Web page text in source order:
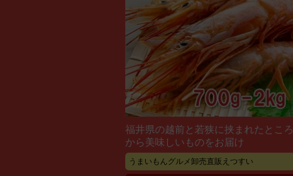
福井県の越前と若狭に挟まれたところ
から美味しいものをお届け
うまいもんグルメ卸売直販えつすい